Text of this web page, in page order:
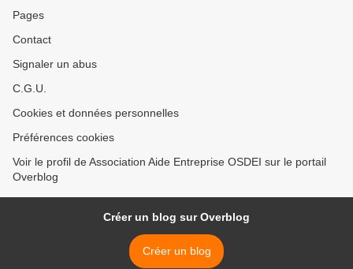
Pages
Contact
Signaler un abus
C.G.U.
Cookies et données personnelles
Préférences cookies
Voir le profil de Association Aide Entreprise OSDEI sur le portail
Overblog
Créer un blog sur Overblog
Créer un blog